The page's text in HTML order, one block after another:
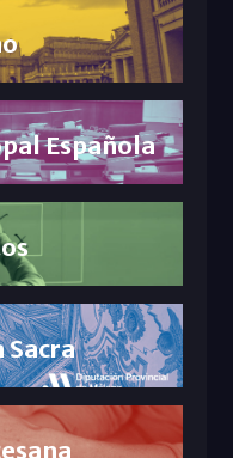
Española
Sacra